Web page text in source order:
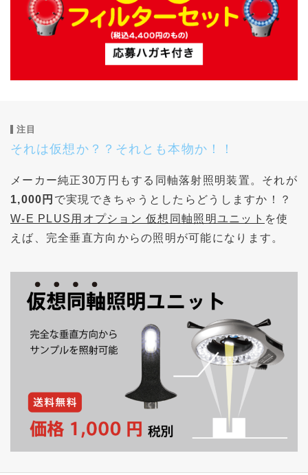
注目
それは仮想か？？それとも本物か！！
メーカー純正30万円もする同軸落射照明装置。それが
1,000円 で実現できちゃうとしたらどうしますか！？
W-E PLUS用オプション 仮想同軸照明ユニット を使
えば、完全垂直方向からの照明が可能になります。